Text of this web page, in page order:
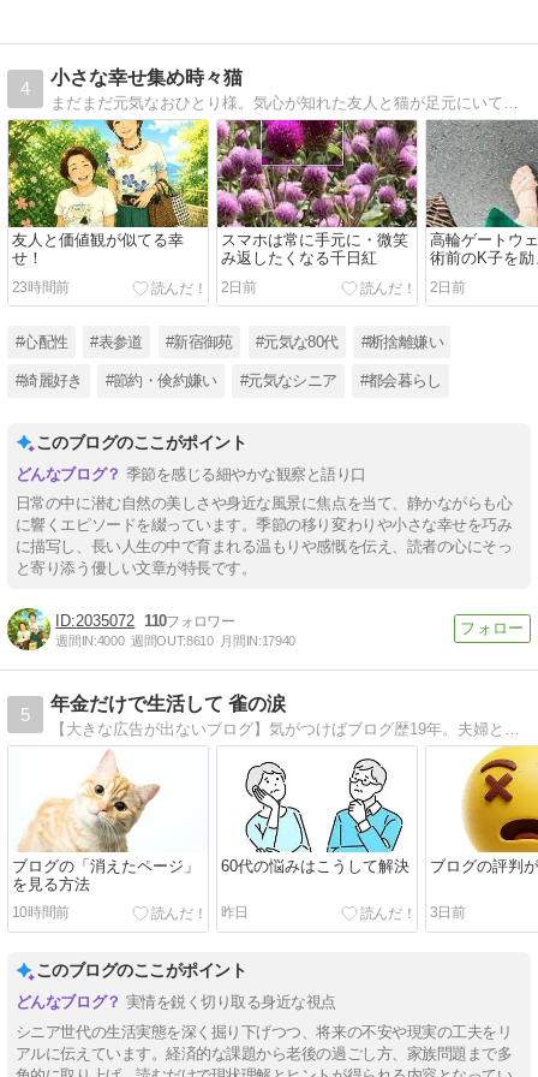
4
小さな幸せ集め時々猫
まだまだ元気なおひとり様。気心が知れた友人と猫が足元にいてビールがあれば幸せ。
友人と価値観が似てる幸
せ！
23時間前
スマホは常に手元に・微笑
み返したくなる千日紅
2日前
高輪ゲートウ
術前のK子を励
2日前
#心配性 #表参道 #新宿御苑 #元気な80代 #断捨離嫌い
#綺麗好き #節約・倹約嫌い #元気なシニア #都会暮らし
このブログのここがポイント
季節を感じる細やかな観察と語り口
日常の中に潜む自然の美しさや身近な風景に焦点を当て、静かながらも心
に響くエピソードを綴っています。季節の移り変わりや小さな幸せを巧み
に描写し、長い人生の中で育まれる温もりや感慨を伝え、読者の心にそっ
と寄り添う優しい文章が特長です。
2035072 110
週間IN:4000 週間OUT:8610 月間IN:17940
5
年金だけで生活して 雀の涙
ブログの「消えたページ」
を見る方法
10時間前
60代の悩みはこうして解決
昨日
ブログの評判
3日前
このブログのここがポイント
実情を鋭く切り取る身近な視点
シニア世代の生活実態を深く掘り下げつつ、将来の不安や現実の工夫をリ
アルに伝えています。経済的な課題から老後の過ごし方、家族問題まで多